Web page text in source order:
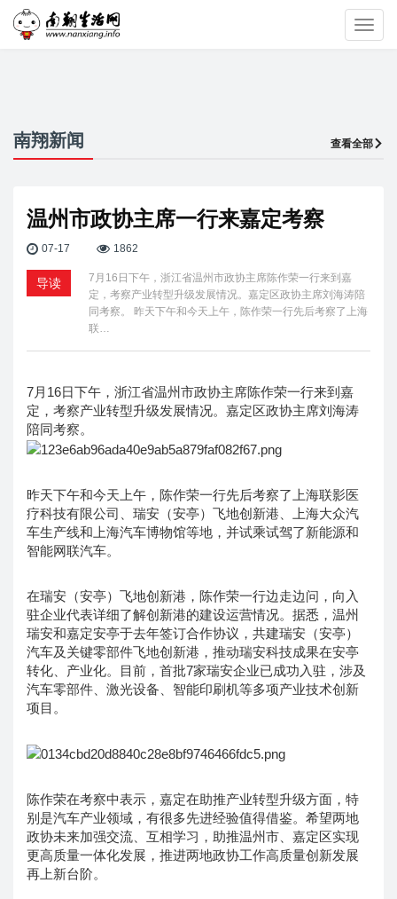
南翔新闻 查看全部
温州市政协主席一行来嘉定考察
07-17 1862
导读
7月16日下午，浙江省温州市政协主席陈作荣一行来到嘉
定，考察产业转型升级发展情况。嘉定区政协主席刘海涛陪
同考察。 昨天下午和今天上午，陈作荣一行先后考察了上海
联…
7月16日下午，浙江省温州市政协主席陈作荣一行来到嘉
定，考察产业转型升级发展情况。嘉定区政协主席刘海涛
陪同考察。
昨天下午和今天上午，陈作荣一行先后考察了上海联影医
疗科技有限公司、瑞安（安亭）飞地创新港、上海大众汽
车生产线和上海汽车博物馆等地，并试乘试驾了新能源和
智能网联汽车。
在瑞安（安亭）飞地创新港，陈作荣一行边走边问，向入
驻企业代表详细了解创新港的建设运营情况。据悉，温州
瑞安和嘉定安亭于去年签订合作协议，共建瑞安（安亭）
汽车及关键零部件飞地创新港，推动瑞安科技成果在安亭
转化、产业化。目前，首批7家瑞安企业已成功入驻，涉及
汽车零部件、激光设备、智能印刷机等多项产业技术创新
项目。
陈作荣在考察中表示，嘉定在助推产业转型升级方面，特
别是汽车产业领域，有很多先进经验值得借鉴。希望两地
政协未来加强交流、互相学习，助推温州市、嘉定区实现
更高质量一体化发展，推进两地政协工作高质量创新发展
再上新台阶。